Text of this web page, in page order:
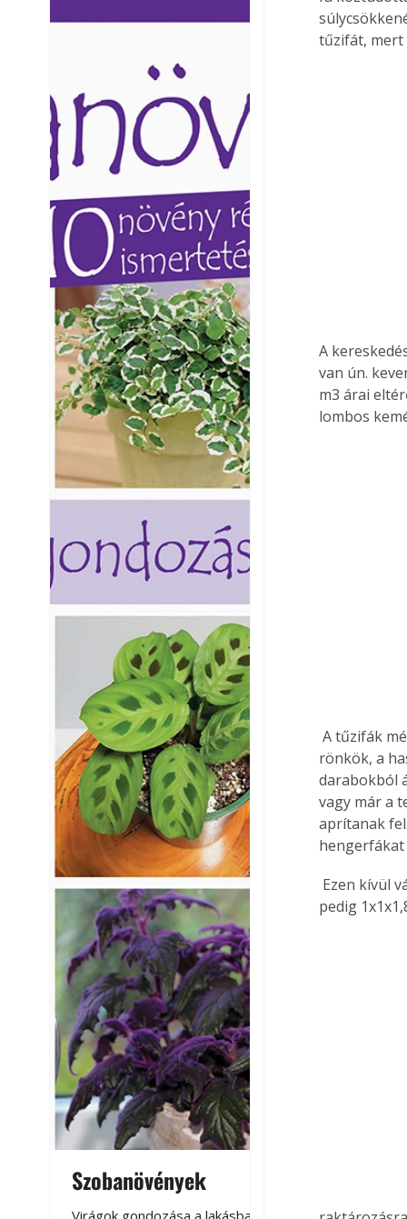
Ezermester
Laptapir kényelmes
Szobanövények
teraszon,
tűzifát, mert
A
van ún.
m3 árai
lombos
A tűzifák méretre sem egyformák. A kandallófák általában hosszában hasított 1m-es
rönkök, a
darabokból
vagy már a
aprítanak
pedig